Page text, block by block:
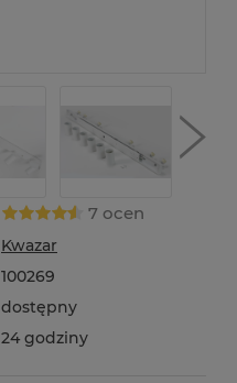
7 ocen
Kwazar
100269
dostępny
24 godziny